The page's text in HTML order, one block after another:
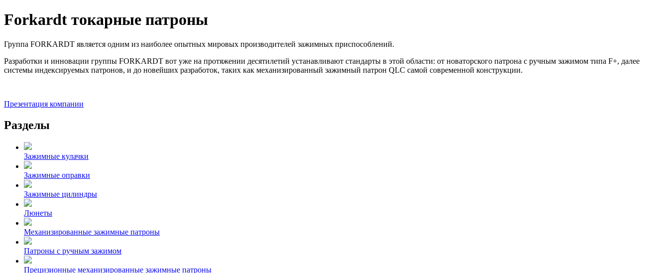
Forkardt токарные патроны
Группа FORKARDT является одним из наиболее опытных мировых производителей зажимных приспособлений.
Разработки и инновации группы FORKARDT вот уже на протяжении десятилетий устанавливают стандарты в этой области: от новаторского патрона с ручным зажимом типа F+, далее
системы индексируемых патронов, и до новейших разработок, таких как механизированный зажимный патрон QLC самой современной конструкции.
Презентация компании
Разделы
Зажимные кулачки
Зажимные оправки
Зажимные цилиндры
Люнеты
Механизированные зажимные патроны
Патроны с ручным зажимом
Прецизионные механизированные зажимные патроны